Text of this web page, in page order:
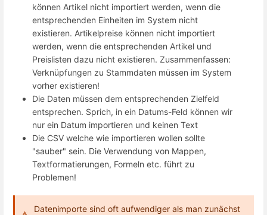
können Artikel nicht importiert werden, wenn die
entsprechenden Einheiten im System nicht
existieren. Artikelpreise können nicht importiert
werden, wenn die entsprechenden Artikel und
Preislisten dazu nicht existieren. Zusammenfassen:
Verknüpfungen zu Stammdaten müssen im System
vorher existieren!
Die Daten müssen dem entsprechenden Zielfeld
entsprechen. Sprich, in ein Datums-Feld können wir
nur ein Datum importieren und keinen Text
Die CSV welche wie importieren wollen sollte
"sauber" sein. Die Verwendung von Mappen,
Textformatierungen, Formeln etc. führt zu
Problemen!
Datenimporte sind oft aufwendiger als man zunächst